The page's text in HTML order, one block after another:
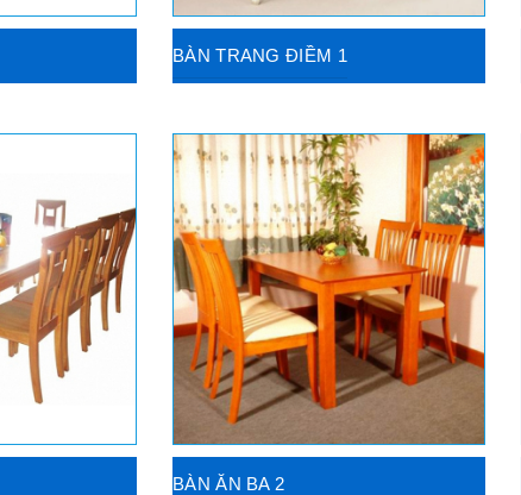
BÀN TRANG ĐIỀM 1
BÀN ĂN BA 2